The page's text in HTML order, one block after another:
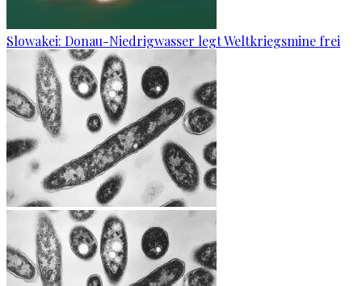
Slowakei: Donau-Niedrigwasser legt Weltkriegsmine frei